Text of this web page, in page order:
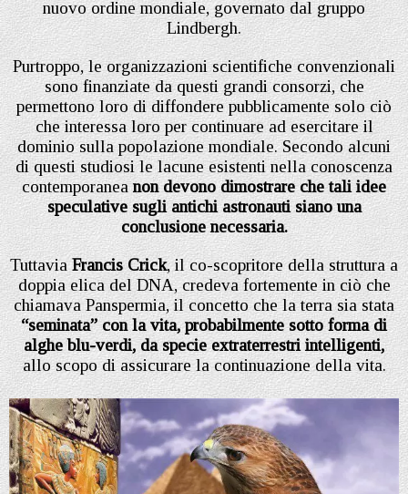
nuovo ordine mondiale, governato dal gruppo
Lindbergh.
Purtroppo, le organizzazioni scientifiche convenzionali
sono finanziate da questi grandi consorzi, che
permettono loro di diffondere pubblicamente solo ciò
che interessa loro per continuare ad esercitare il
dominio sulla popolazione mondiale. Secondo alcuni
di questi studiosi le lacune esistenti nella conoscenza
contemporaneanon devono dimostrare che tali idee
speculative sugli antichi astronauti siano una
conclusione necessaria.
TuttaviaFrancis Crick, il co-scopritore della struttura a
doppia elica del DNA, credeva fortemente in ciò che
chiamava Panspermia, il concetto che la terra sia stata
“seminata” con la vita, probabilmente sotto forma di
alghe blu-verdi, da specie extraterrestri intelligenti,
allo scopo di assicurare la continuazione della vita.